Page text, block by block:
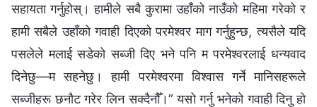
सहायता गर्नुहोस्। हामीले सबै कुरामा उहाँको नाउँको महिमा गरेको र
हामी सबैले उहाँको गवाही दिएको परमेश्‍वर माग गर्नुहुन्छ, त्यसैले यदि
पसलेले मलाई सडेको सब्जी दिए भने पनि म परमेश्‍वरलाई धन्यवाद
दिनेछु—म सहनेछु। हामी परमेश्‍वरमा विश्‍वास गर्ने मानिसहरूले
सब्जीहरू छनौट गरेर लिन सक्दैनौँ।” यसो गर्नु भनेको गवाही दिनु हो